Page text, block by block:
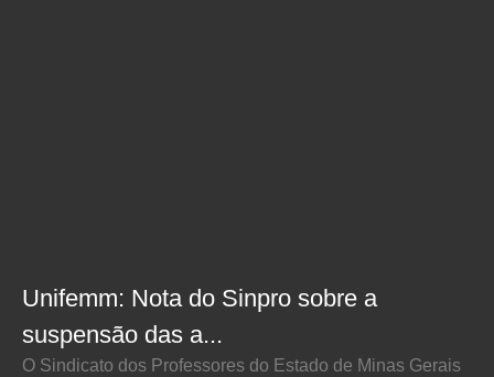
Unifemm: Nota do Sinpro sobre a
suspensão das a...
O Sindicato dos Professores do Estado de Minas Gerais